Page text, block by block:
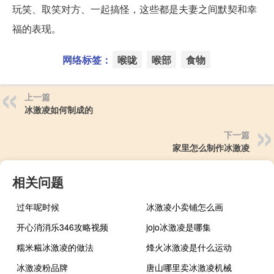
玩笑、取笑对方、一起搞怪，这些都是夫妻之间默契和幸
福的表现。
网络标签： 喉咙 喉部 食物
上一篇
冰激凌如何制成的
下一篇
家里怎么制作冰激凌
相关问题
过年呢时候
冰激凌小卖铺怎么画
开心消消乐346攻略视频
jojo冰激凌是哪集
糯米糍冰激凌的做法
烽火冰激凌是什么运动
冰激凌粉品牌
唐山哪里卖冰激凌机械